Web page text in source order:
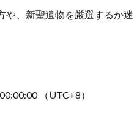
、新聖遺物を厳選するか
（UTC+8）